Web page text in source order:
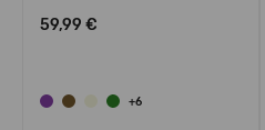
59,99 €
+6